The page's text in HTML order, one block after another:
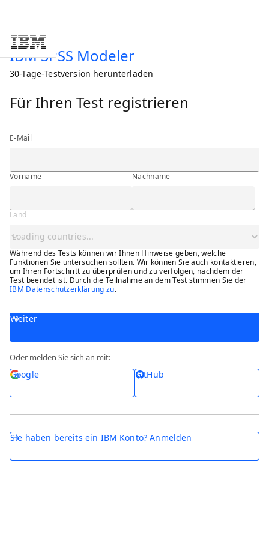
Skip to main content
IBM SPSS Modeler
30-Tage-Testversion herunterladen
Für Ihren Test registrieren
E-Mail
Vorname Nachname
Land
Während des Tests können wir Ihnen Hinweise geben, welche
Funktionen Sie untersuchen sollten. Wir können Sie auch kontaktieren,
um Ihren Fortschritt zu überprüfen und zu verfolgen, nachdem der
Test beendet ist. Durch die Teilnahme an dem Test stimmen Sie der
IBM Datenschutzerklärung zu.
Weiter
Oder melden Sie sich an mit:
Google GitHub
Sie haben bereits ein IBM Konto? Anmelden